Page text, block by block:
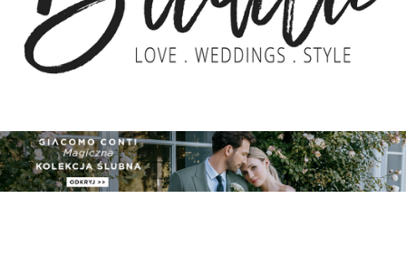
REKLAMA
ADVERTISING
ZGŁOSZENIA